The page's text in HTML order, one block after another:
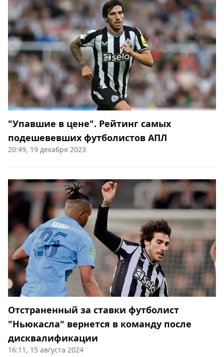
"Упавшие в цене". Рейтинг самых
подешевевших футболистов АПЛ
20:49, 19 декабря 2023
Отстраненный за ставки футболист
"Ньюкасла" вернется в команду после
дисквалификации
16:11, 15 августа 2024